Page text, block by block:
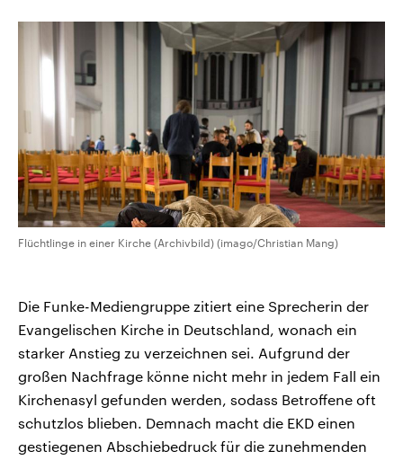
Umfragen, Prognosen,
Wahlprogramme, aktuelle Berichte
und Hintergründe zu den Parteien
und Kandidaten der anstehenden
Sendungen Programm Podcasts
Audio-Archiv
Flüchtlinge in einer Kirche (Archivbild) (imago/Christian Mang)
Die Funke-Mediengruppe zitiert eine Sprecherin der
Evangelischen Kirche in Deutschland, wonach ein
starker Anstieg zu verzeichnen sei. Aufgrund der
großen Nachfrage könne nicht mehr in jedem Fall ein
Kirchenasyl gefunden werden, sodass Betroffene oft
schutzlos blieben. Demnach macht die EKD einen
gestiegenen Abschiebedruck für die zunehmenden